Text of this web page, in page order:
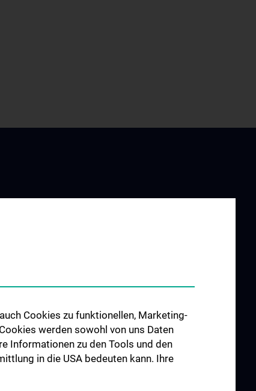
Cookies zu funktionellen, Marketing-
werden sowohl von uns Daten
Informationen zu den Tools und den
in die USA bedeuten kann. Ihre